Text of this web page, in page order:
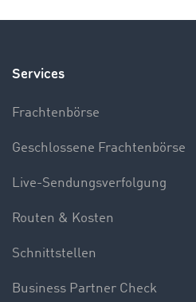
Services
Frachtenbörse
Geschlossene Frachtenbörse
Live-Sendungsverfolgung
Routen & Kosten
Schnittstellen
Business Partner Check